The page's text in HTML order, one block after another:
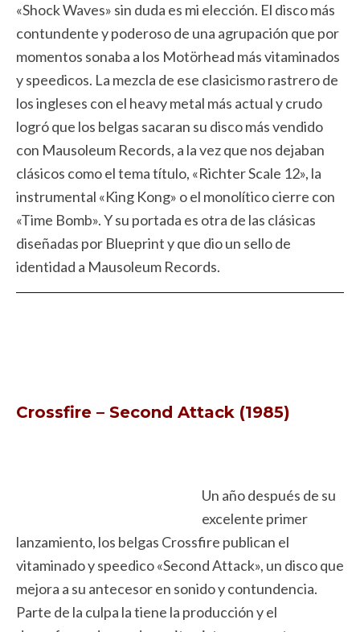
«Shock Waves» sin duda es mi elección. El disco más
contundente y poderoso de una agrupación que por
momentos sonaba a los Motörhead más vitaminados
y speedicos. La mezcla de ese clasicismo rastrero de
los ingleses con el heavy metal más actual y crudo
logró que los belgas sacaran su disco más vendido
con Mausoleum Records, a la vez que nos dejaban
clásicos como el tema título, «Richter Scale 12», la
instrumental «King Kong» o el monolítico cierre con
«Time Bomb». Y su portada es otra de las clásicas
diseñadas por Blueprint y que dio un sello de
identidad a Mausoleum Records.
Crossfire – Second Attack (1985)
Un año después de su
excelente primer
lanzamiento, los belgas Crossfire publican el
vitaminado y speedico «Second Attack», un disco que
mejora a su antecesor en sonido y contundencia.
Parte de la culpa la tiene la producción y el